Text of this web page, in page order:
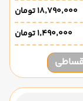
۱۸٬۷۹۰٬۰۰۰ تومان
۱٬۴۹۰٬۰۰۰ تومان